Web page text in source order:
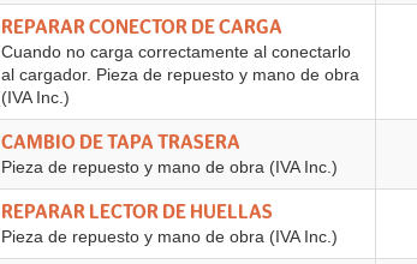
REPARAR CONECTOR DE CARGA
Cuando no carga correctamente al conectarlo
al cargador. Pieza de repuesto y mano de obra
(IVA Inc.)
CAMBIO DE TAPA TRASERA
Pieza de repuesto y mano de obra (IVA Inc.)
REPARAR LECTOR DE HUELLAS
Pieza de repuesto y mano de obra (IVA Inc.)